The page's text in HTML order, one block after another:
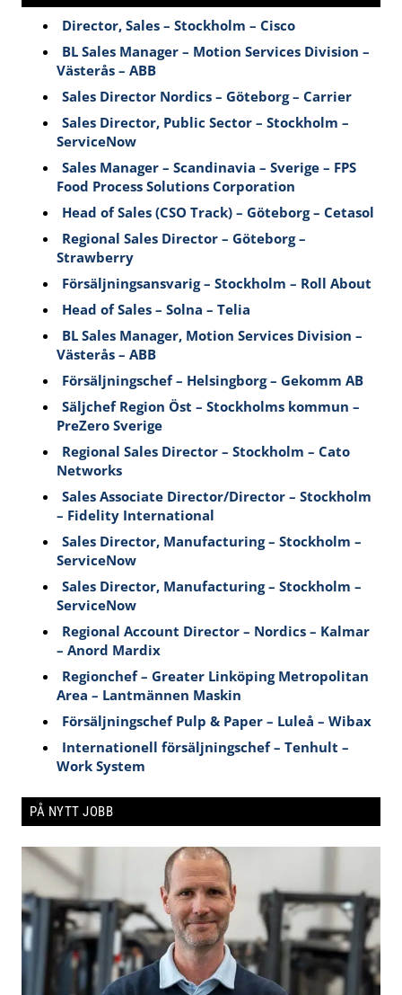
Director, Sales – Stockholm – Cisco
BL Sales Manager – Motion Services Division –
Västerås – ABB
Sales Director Nordics – Göteborg – Carrier
Sales Director, Public Sector – Stockholm –
ServiceNow
Sales Manager – Scandinavia – Sverige – FPS
Food Process Solutions Corporation
Head of Sales (CSO Track) – Göteborg – Cetasol
Regional Sales Director – Göteborg –
Strawberry
Försäljningsansvarig – Stockholm – Roll About
Head of Sales – Solna – Telia
BL Sales Manager, Motion Services Division –
Västerås – ABB
Försäljningschef – Helsingborg – Gekomm AB
Säljchef Region Öst – Stockholms kommun –
PreZero Sverige
Regional Sales Director – Stockholm – Cato
Networks
Sales Associate Director/Director – Stockholm
– Fidelity International
Sales Director, Manufacturing – Stockholm –
ServiceNow
Sales Director, Manufacturing – Stockholm –
ServiceNow
Regional Account Director – Nordics – Kalmar
– Anord Mardix
Regionchef – Greater Linköping Metropolitan
Area – Lantmännen Maskin
Försäljningschef Pulp & Paper – Luleå – Wibax
Internationell försäljningschef – Tenhult –
Work System
PÅ NYTT JOBB